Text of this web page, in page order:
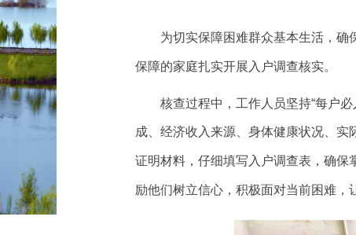
为切实保障困难群众基本生活，确
保障的家庭扎实开展入户调查核实。
核查过程中，工作人员坚持“每户
成、经济收入来源、身体健康状况、
证明材料，仔细填写入户调查表，确
励他们树立信心，积极面对当前困难，